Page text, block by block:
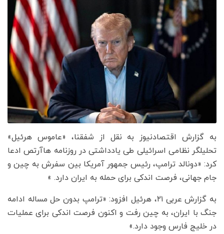
به گزارش اقتصادنیوز به نقل از شفقنا، «عاموس هرئیل»
تحلیلگر نظامی اسرائیلی طی یادداشتی در روزنامه هاآرتص ادعا
کرد: «دونالد ترامپ، رئیس جمهور آمریکا بین سفرش به چین و
جام جهانی، فرصت اندکی برای حمله به ایران دارد. »
به گزارش عربی ۲۱، هرئیل افزود: «ترامپ بدون حل مساله ادامه
جنگ با ایران، به چین رفت و اکنون فرصت اندکی برای عملیات
در خلیج فارس وجود دارد.»